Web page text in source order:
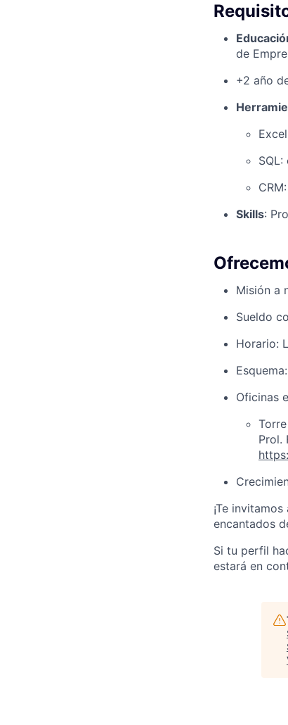
de
+2 año
SQL:
Skills:
Misión a
Sueldo
Horario:
Oficinas
Prol.
¡Te
encantados
Si tu perfil
estará en